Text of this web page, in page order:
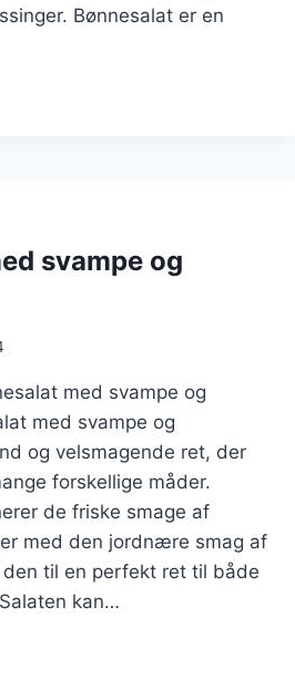
Bønnesalat er en
svampe og
med svampe og
med svampe og
og velsmagende ret, der
forskellige måder.
de friske smage af
med den jordnære smag af
til en perfekt ret til både
kan…